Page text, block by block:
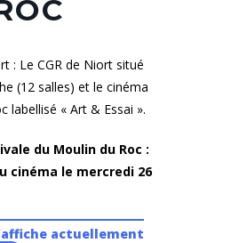
: Le CGR de Niort situé
(12 salles) et le cinéma
labellisé « Art & Essai ».
du Moulin du Roc :
cinéma le mercredi 26
actuellement